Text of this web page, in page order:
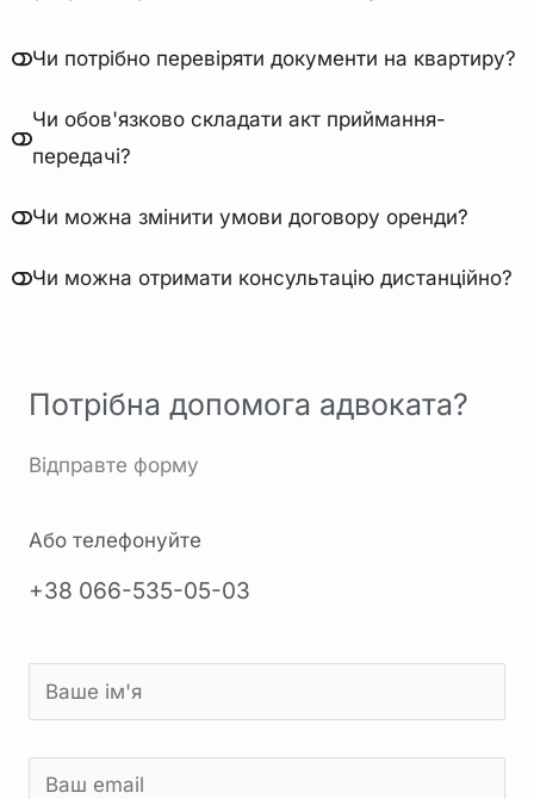
Чи потрібно перевіряти документи на квартиру?
Чи обов'язково складати акт приймання-
передачі?
Чи можна змінити умови договору оренди?
Чи можна отримати консультацію дистанційно?
Потрібна допомога адвоката?
Відправте форму
Або телефонуйте
+38 066-535-05-03